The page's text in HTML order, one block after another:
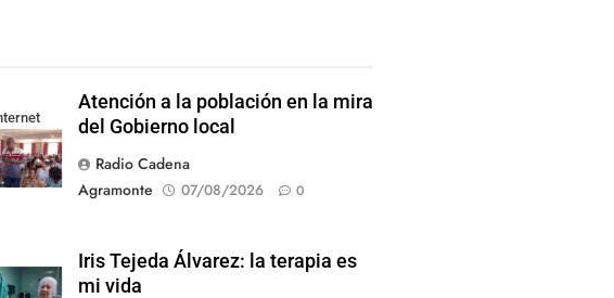
Atención a la población en la mira
del Gobierno local
Radio Cadena
Agramonte
07/08/2026 0
Iris Tejeda Álvarez: la terapia es
mi vida